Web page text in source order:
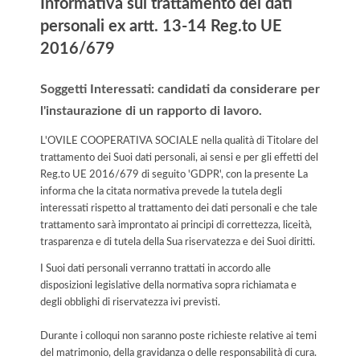
Informativa sul trattamento dei dati
personali ex artt. 13-14 Reg.to UE
2016/679
Soggetti Interessati: candidati da considerare per
l'instaurazione di un rapporto di lavoro.
L'OVILE COOPERATIVA SOCIALE nella qualità di Titolare del
trattamento dei Suoi dati personali, ai sensi e per gli effetti del
Reg.to UE 2016/679 di seguito 'GDPR', con la presente La
informa che la citata normativa prevede la tutela degli
interessati rispetto al trattamento dei dati personali e che tale
trattamento sarà improntato ai principi di correttezza, liceità,
trasparenza e di tutela della Sua riservatezza e dei Suoi diritti.
I Suoi dati personali verranno trattati in accordo alle
disposizioni legislative della normativa sopra richiamata e
degli obblighi di riservatezza ivi previsti.
Durante i colloqui non saranno poste richieste relative ai temi
del matrimonio, della gravidanza o delle responsabilità di cura.